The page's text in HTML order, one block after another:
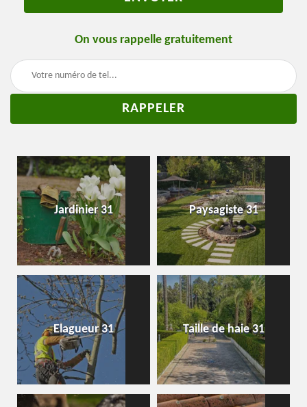
On vous rappelle gratuitement
Jardinier 31 Paysagiste 31
Elagueur 31 Taille de haie 31